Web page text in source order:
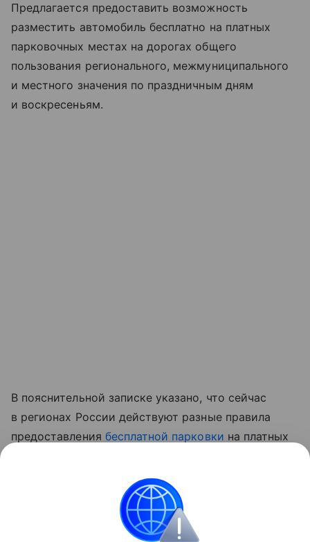
Предлагается предоставить возможность
разместить автомобиль бесплатно на платных
парковочных местах на дорогах общего
пользования регионального, межмуниципального
и местного значения по праздничным дням
и воскресеньям.
В пояснительной записке указано, что сейчас
в регионах России действуют разные правила
предоставления бесплатной парковки на платных
дни. По мнению авторов инициативы, введение
единых правил позволит устранить неравенство